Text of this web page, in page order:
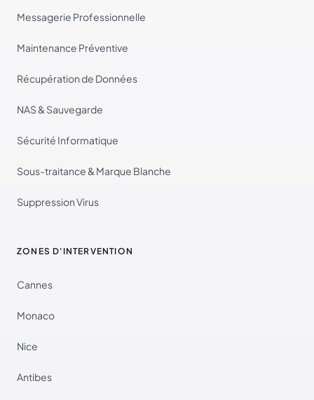
Messagerie Professionnelle
Maintenance Préventive
Récupération de Données
NAS & Sauvegarde
Sécurité Informatique
Sous-traitance & Marque Blanche
Suppression Virus
ZONES D'INTERVENTION
Cannes
Monaco
Nice
Antibes